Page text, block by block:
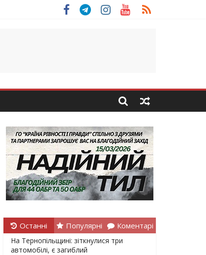
Останні Популярні Коментарі
На Тернопільщині: зіткнулися три
автомобілі, є загиблий